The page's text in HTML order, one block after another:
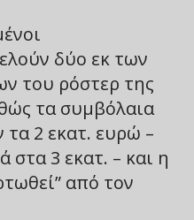
δύο εκ των
του ρόστερ της
τα συμβόλαια
2 εκατ. ευρώ –
στα 3 εκατ. – και η
από τον